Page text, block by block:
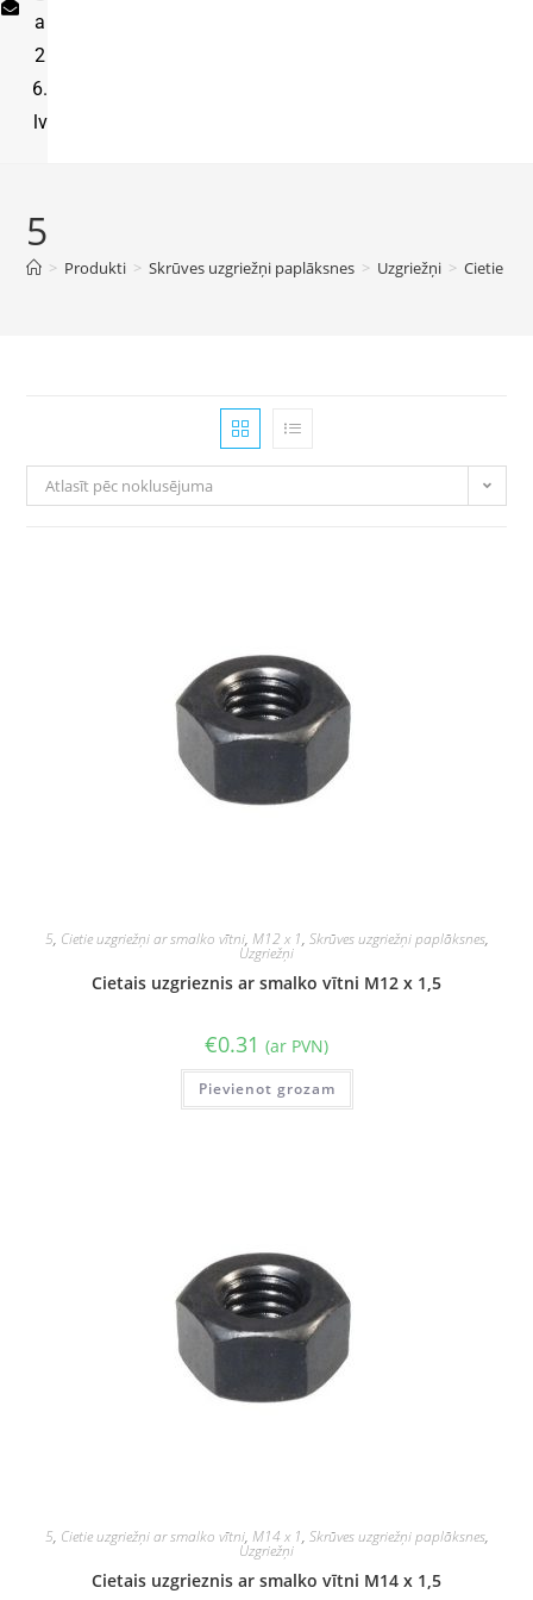
a
2
6.
lv
5
> Produkti > Skrūves uzgriežņi paplāksnes > Uzgriežņi > Cietie
Atlasīt pēc noklusējuma
5, Cietie uzgriežņi ar smalko vītni, M12 x 1, Skrūves uzgriežņi paplāksnes,
Uzgriežņi
Cietais uzgrieznis ar smalko vītni M12 x 1,5
€0.31 (ar PVN)
Pievienot grozam
5, Cietie uzgriežņi ar smalko vītni, M14 x 1, Skrūves uzgriežņi paplāksnes,
Uzgriežņi
Cietais uzgrieznis ar smalko vītni M14 x 1,5